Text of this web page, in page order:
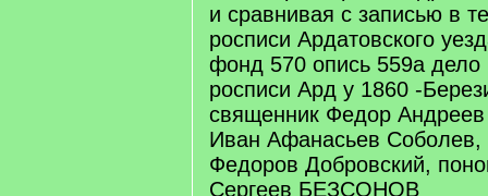
и сравнивая с записью в
росписи Ардатовского
фонд 570 опись 559а
росписи Ард у 1860 -
священник Федор
Иван Афанасьев Соболев,
Федоров Добровский,
Сергеев БЕЗСОНОВ